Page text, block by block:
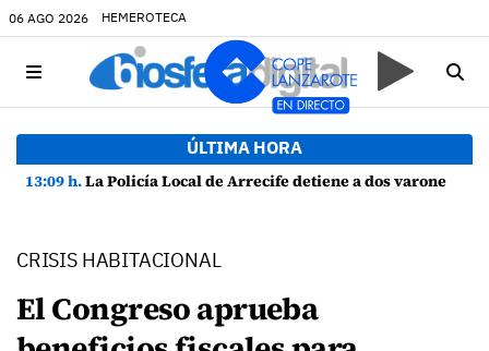
06 AGO 2026 HEMEROTECA
ÚLTIMA HORA
13:09 h.La Policía Local de Arrecife detiene a dos varones por altercado y amenazas con arma blanca
CRISIS HABITACIONAL
El Congreso aprueba